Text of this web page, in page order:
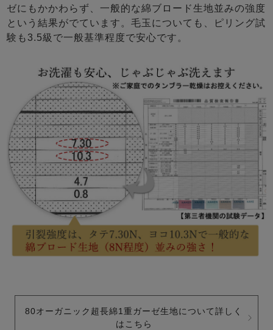
ゼにもかかわらず、一般的な綿ブロード生地並みの強度
という結果がでています。毛玉についても、ピリング試
験も3.5級で一般基準程度で安心です。
80オーガニック超長綿1重ガーゼ生地について詳しく
はこちら